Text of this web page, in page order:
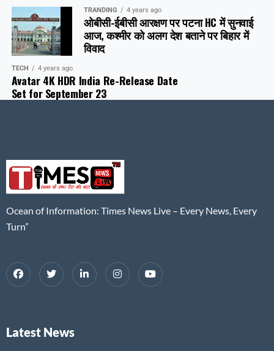
TRANDING 4 years ago
ओबीसी-ईबीसी आरक्षण पर पटना HC में सुनवाई
आज, कश्मीर को अलग देश बताने पर बिहार में
विवाद
TECH 4 years ago
Avatar 4K HDR India Re-Release Date
Set for September 23
Ocean of Information: Times News Live – Every News, Every
Turn”
Latest News